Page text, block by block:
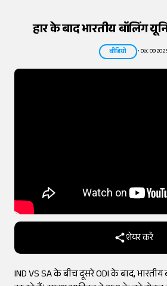
हार के बाद भारतीय बॉलिंग
वीडियो •Dec 09
शेयर करें
IND VS SA के बीच दूसरे ODI के बाद,